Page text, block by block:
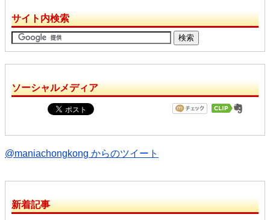
サイト内検索
ソーシャルメディア
@maniachongkong からのツイート
新着記事